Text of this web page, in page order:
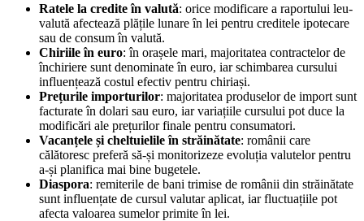
Ratele la credite în valută: orice modificare a raportului leu-
valută afectează plățile lunare în lei pentru creditele ipotecare
sau de consum în valută.
Chiriile în euro: în orașele mari, majoritatea contractelor de
închiriere sunt denominate în euro, iar schimbarea cursului
influențează costul efectiv pentru chiriași.
Prețurile importurilor: majoritatea produselor de import sunt
facturate în dolari sau euro, iar variațiile cursului pot duce la
modificări ale prețurilor finale pentru consumatori.
Vacanțele și cheltuielile în străinătate: românii care
călătoresc preferă să-și monitorizeze evoluția valutelor pentru
a-și planifica mai bine bugetele.
Diaspora: remiterile de bani trimise de românii din străinătate
sunt influențate de cursul valutar aplicat, iar fluctuațiile pot
afecta valoarea sumelor primite în lei.